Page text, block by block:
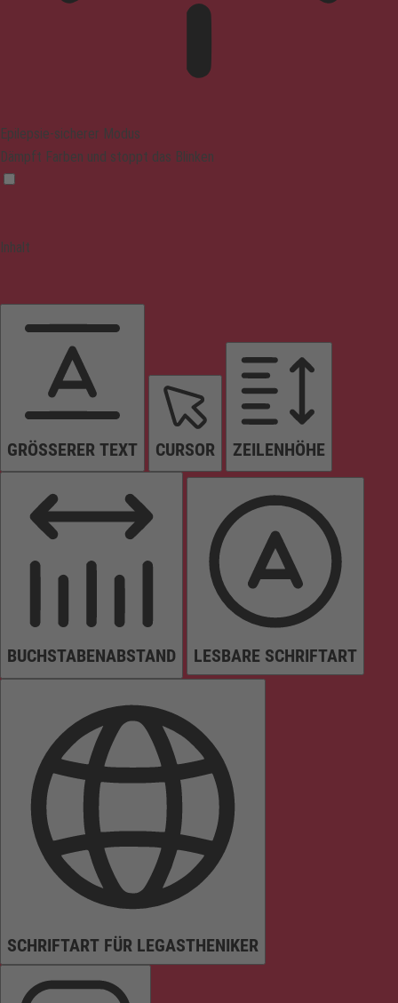
Epilepsie-sicherer Modus
Dämpft Farben und stoppt das Blinken
Inhalt
GRÖSSERER TEXT CURSOR ZEILENHÖHE
BUCHSTABENABSTAND LESBARE SCHRIFTART
SCHRIFTART FÜR LEGASTHENIKER